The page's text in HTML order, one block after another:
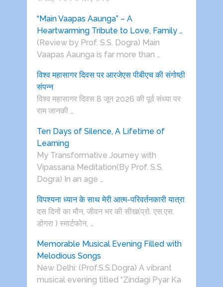
“Main Vaapas Aaunga” – A
Heartwarming Tribute to Love, Family …
(Review by Prof. S.S. Dogra) Main
Vaapas Aaunga is far more than …
विश्व महासागर दिवस पर आरजेएस पीबीएच की संगोष्ठी
संपन्न
विश्व महासागर दिवस 8 जून 2026 की पूर्व संध्या पर
राम जानकी …
Ten Days of Silence, A Lifetime of
Learning
My Transformative Journey with
Vipassana Meditation(By Prof. S.S.
Dogra) In an age …
विपश्यना ध्यान के साथ मेरी आत्म-परिवर्तनकारी यात्रा
दस दिनों का मौन, जीवन भर की सीख(प्रो. एस.एस.
डोगरा ) स्मार्टफोन, …
Memorable Musical Evening Filled with
Melodious Songs
New Delhi: (Prof.S.S.Dogra) A vibrant
musical evening titled “Zindagi Pyar Ka